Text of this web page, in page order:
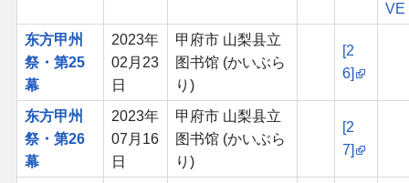
VE
东方甲州
祭・第25
幕
2023年
02月23
日
甲府市 山梨县立
图书馆 (かいぶら
り)
[2
6]
东方甲州
祭・第26
幕
2023年
07月16
日
甲府市 山梨县立
图书馆 (かいぶら
り)
[2
7]